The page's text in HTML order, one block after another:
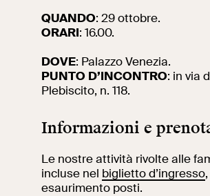
Opere
La collezione
del VIVE
QUANDO: 29 ottobre.
ORARI: 16.00.
DOVE: Palazzo Venezia.
PUNTO D’INCONTRO: in via
Plebiscito, n. 118.
Informazioni e
Le nostre attività rivolte alle
incluse nel biglietto d’ingresso
esaurimento posti.